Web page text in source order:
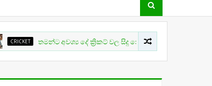
තමන්ට අවශ්‍ය දේ ක්‍රිකට් වල සිදු නොවීම ගැන ක්‍රීඩා ඇමති